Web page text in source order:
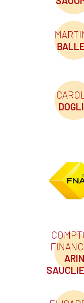
ARIN